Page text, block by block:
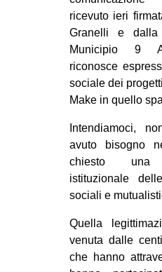
ricevuto ieri
Granelli e dalla
Municipio 9
riconosce
sociale dei
Make in quello
Intendiamoci,
avuto bisogno
chiesto una
istituzionale
sociali e
Quella
venuta dalle
che hanno